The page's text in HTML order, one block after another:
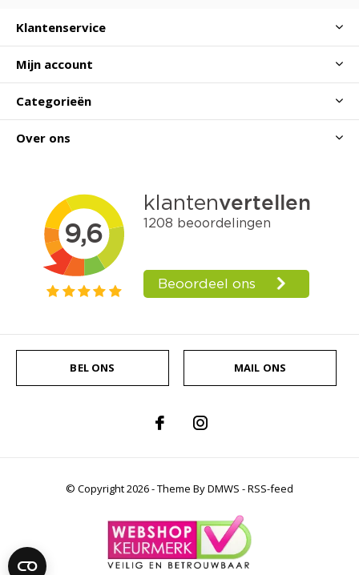
Klantenservice
Mijn account
Categorieën
Over ons
BEL ONS MAIL ONS
© Copyright2026- Theme ByDMWS -RSS-feed